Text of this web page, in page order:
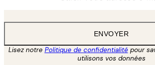
ENVOYER
Lisez notre Politique de confidentialitépour
utilisons vos données